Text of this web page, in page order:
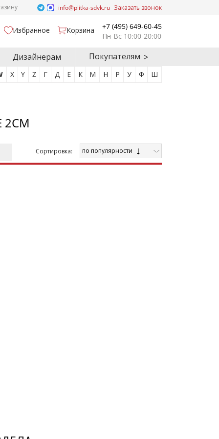
info@plitka-sdvk.ru Заказать звонок
Избранное Корзина
+7 (495) 649-60-45
Пн-Вс 10:00-20:00
Дизайнерам Покупателям
X Y Z Г Д Е К М Н Р У Ф Ш
Cортировка: по популярности